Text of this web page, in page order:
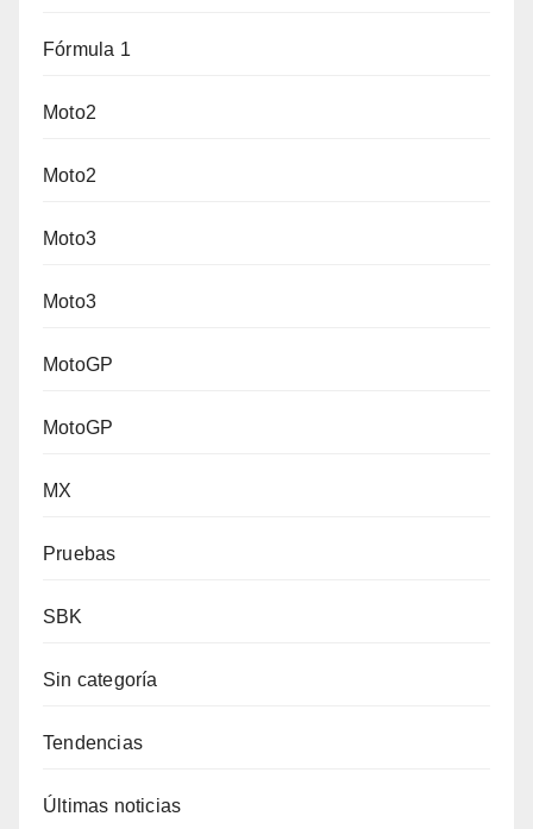
Fórmula 1
Moto2
Moto2
Moto3
Moto3
MotoGP
MotoGP
MX
Pruebas
SBK
Sin categoría
Tendencias
Últimas noticias